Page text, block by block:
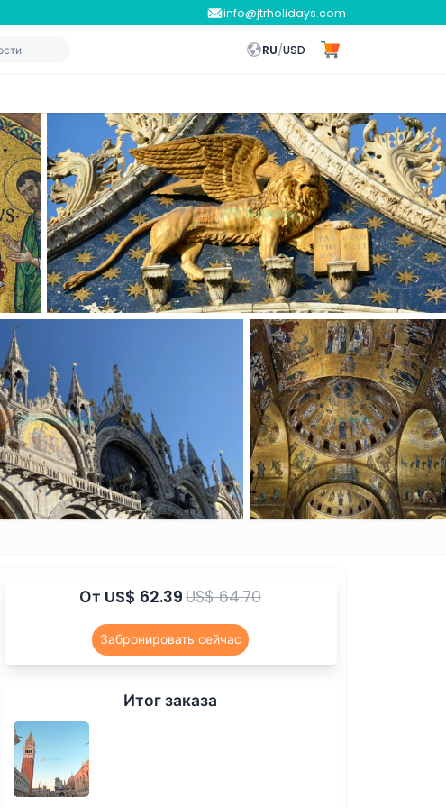
info@jtrholidays.com
RU/USD
От US$ 62.39US$ 64.70
Забронировать сейчас
Итог заказа